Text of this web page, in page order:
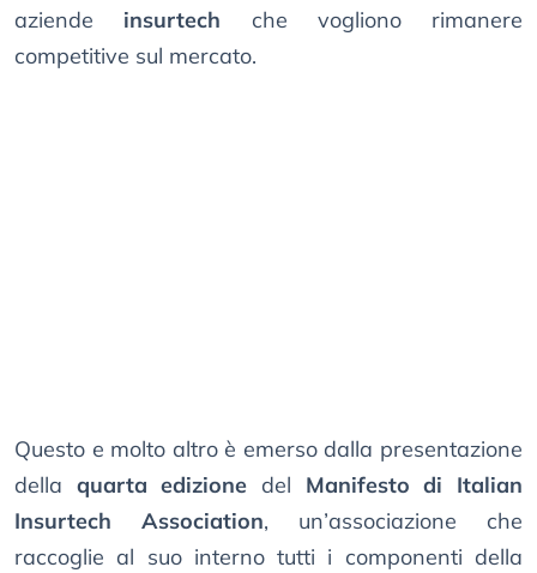
aziende insurtech che vogliono rimanere
competitive sul mercato.
Questo e molto altro è emerso dalla presentazione
della quarta edizione del Manifesto di Italian
Insurtech Association, un’associazione che
raccoglie al suo interno tutti i componenti della